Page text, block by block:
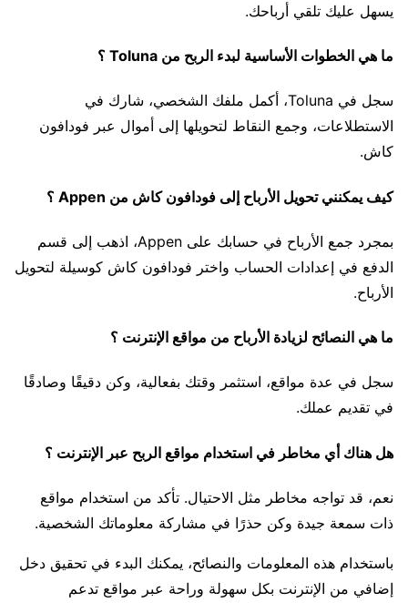
يسهل عليك تلقي أرباحك.
ما هي الخطوات الأساسية لبدء الربح من Toluna ؟
سجل في Toluna، أكمل ملفك الشخصي، شارك في
الاستطلاعات، وجمع النقاط لتحويلها إلى أموال عبر فودافون
كاش.
كيف يمكنني تحويل الأرباح إلى فودافون كاش من Appen ؟
بمجرد جمع الأرباح في حسابك على Appen، اذهب إلى قسم
الدفع في إعدادات الحساب واختر فودافون كاش كوسيلة لتحويل
الأرباح.
ما هي النصائح لزيادة الأرباح من مواقع الإنترنت ؟
سجل في عدة مواقع، استثمر وقتك بفعالية، وكن دقيقًا وصادقًا
في تقديم عملك.
هل هناك أي مخاطر في استخدام مواقع الربح عبر الإنترنت ؟
نعم، قد تواجه مخاطر مثل الاحتيال. تأكد من استخدام مواقع
ذات سمعة جيدة وكن حذرًا في مشاركة معلوماتك الشخصية.
باستخدام هذه المعلومات والنصائح، يمكنك البدء في تحقيق دخل
إضافي من الإنترنت بكل سهولة وراحة عبر مواقع تدعم